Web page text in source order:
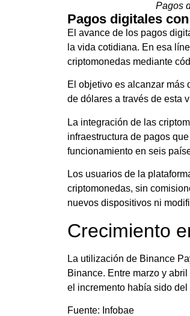
Pagos
Pagos digitales
El avance de los pagos
la vida cotidiana. En esa
criptomonedas mediante
El objetivo es alcanzar más
de dólares a través de esta
La integración de las
infraestructura de pagos
funcionamiento en seis
Los usuarios de la
criptomonedas, sin
nuevos dispositivos ni
Crecimiento
La utilización de Binance
Binance. Entre marzo y
el incremento había sido del
Fuente: Infobae